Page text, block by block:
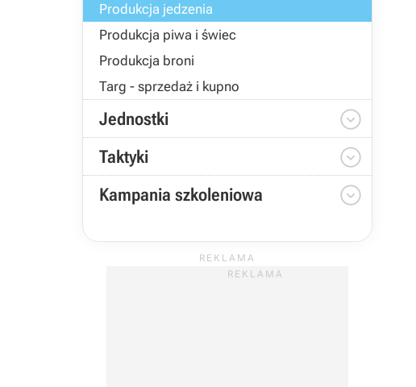
Produkcja jedzenia
Produkcja piwa i świec
Produkcja broni
Targ - sprzedaż i kupno
Jednostki 
Taktyki 
Kampania szkoleniowa 